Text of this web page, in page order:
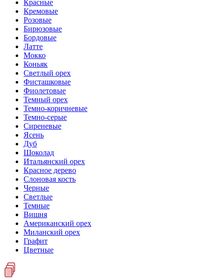
Красные
Кремовые
Розовые
Бирюзовые
Бордовые
Латте
Мокко
Коньяк
Светлый орех
Фисташковые
Фиолетовые
Темный орех
Темно-коричневые
Темно-серые
Сиреневые
Ясень
Дуб
Шоколад
Итальянский орех
Красное дерево
Слоновая кость
Черные
Светлые
Темные
Вишня
Американский орех
Миланский орех
Графит
Цветные